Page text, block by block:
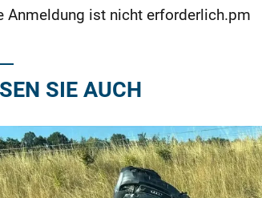
Anmeldung ist nicht erforderlich.pm
SIE AUCH